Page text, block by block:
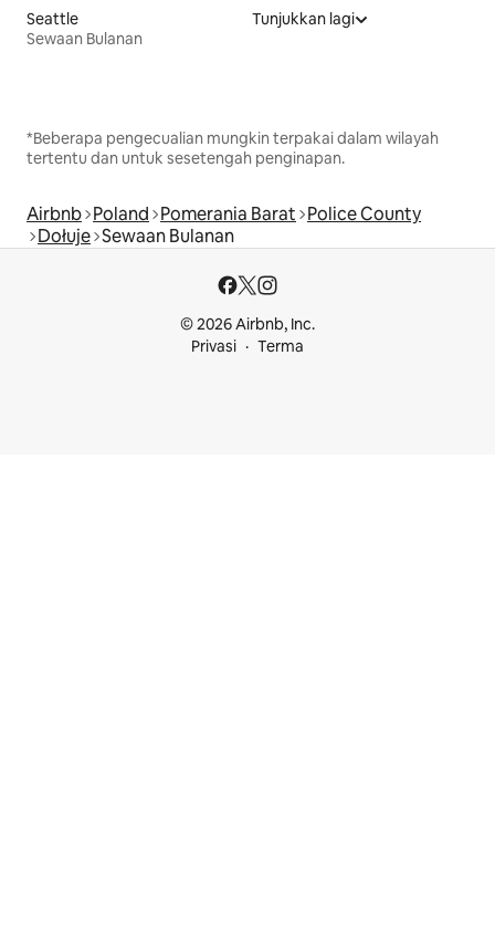
Seattle
Sewaan Bulanan
Tunjukkan lagi
*Beberapa pengecualian mungkin terpakai dalam wilayah
tertentu dan untuk sesetengah penginapan.
Airbnb Poland Pomerania Barat Police County
Dołuje Sewaan Bulanan
© 2026 Airbnb, Inc.
Privasi
Terma